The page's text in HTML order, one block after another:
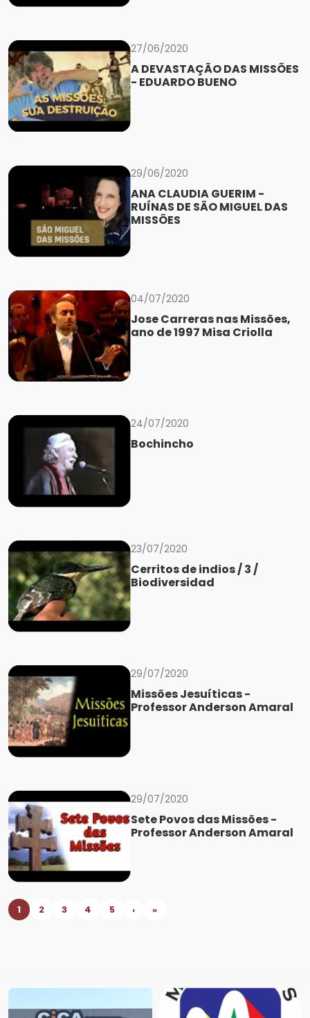
27/06/2020
A DEVASTAÇÃO DAS MISSÕES
- EDUARDO BUENO
29/06/2020
ANA CLAUDIA GUERIM -
RUÍNAS DE SÃO MIGUEL DAS
MISSÕES
04/07/2020
Jose Carreras nas Missões,
ano de 1997 Misa Criolla
24/07/2020
Bochincho
23/07/2020
Cerritos de indios / 3 /
Biodiversidad
29/07/2020
Missões Jesuíticas -
Professor Anderson Amaral
29/07/2020
Sete Povos das Missões -
Professor Anderson Amaral
1 2 3 4 5 › »